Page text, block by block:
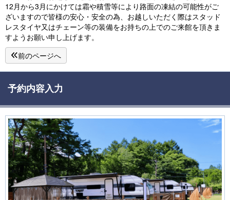
12月から3月にかけては霜や積雪等により路面の凍結の可能性がご
ざいますので皆様の安心・安全の為、お越しいただく際はスタッド
レスタイヤ又はチェーン等の装備をお持ちの上でのご来館を頂きま
すようお願い申し上げます。
前のページへ
予約内容入力